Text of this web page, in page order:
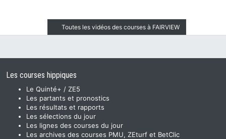
Toutes les vidéos des courses à FAIRVIEW
Les courses hippiques
Le Quinté+ / ZE5
Les partants et pronostics
Les résultats et rapports
Les sélections du jour
Les lignes des courses du jour
Les archives des courses PMU, ZEturf et BetClic